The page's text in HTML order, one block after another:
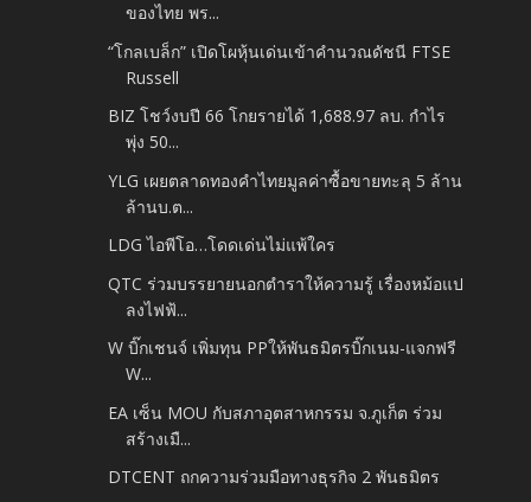
ของไทย พร...
“โกลเบล็ก” เปิดโผหุ้นเด่นเข้าคำนวณดัชนี FTSE
Russell
BIZ โชว์งบปี 66 โกยรายได้ 1,688.97 ลบ. กำไร
พุ่ง 50...
YLG เผยตลาดทองคำไทยมูลค่าซื้อขายทะลุ 5 ล้าน
ล้านบ.ต...
LDG ไอพีโอ…โดดเด่นไม่แพ้ใคร
QTC ร่วมบรรยายนอกตำราให้ความรู้ เรื่องหม้อแป
ลงไฟฟ้...
W บิ๊กเชนจ์ เพิ่มทุน PPให้พันธมิตรบิ๊กเนม-แจกฟรี
W...
EA เซ็น MOU กับสภาอุตสาหกรรม จ.ภูเก็ต ร่วม
สร้างเมื...
DTCENT ถกความร่วมมือทางธุรกิจ 2 พันธมิตร